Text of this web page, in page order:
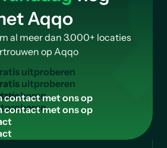
Aqqo
al meer dan 3.000+ locaties
op Aqqo
ratisuitproberen
contactmetonsop